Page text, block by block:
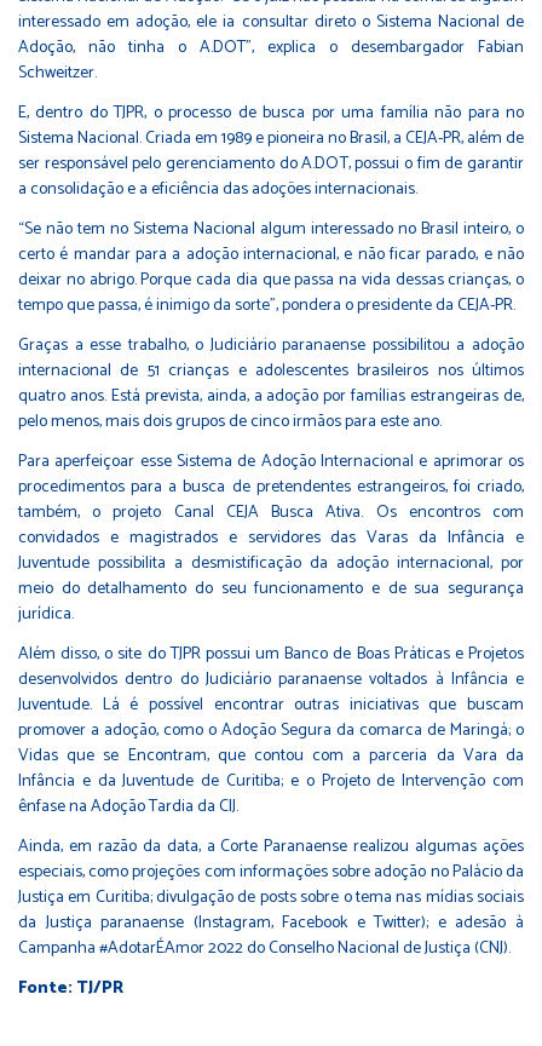
interessado em adoção, ele ia consultar direto o Sistema Nacional de
Adoção, não tinha o A.DOT", explica o desembargador Fabian
Schweitzer.
E, dentro do TJPR, o processo de busca por uma família não para no
Sistema Nacional. Criada em 1989 e pioneira no Brasil, a CEJA-PR, além de
ser responsável pelo gerenciamento do A.DOT, possui o fim de garantir
a consolidação e a eficiência das adoções internacionais.
“Se não tem no Sistema Nacional algum interessado no Brasil inteiro, o
certo é mandar para a adoção internacional, e não ficar parado, e não
deixar no abrigo. Porque cada dia que passa na vida dessas crianças, o
tempo que passa, é inimigo da sorte”, pondera o presidente da CEJA-PR.
Graças a esse trabalho, o Judiciário paranaense possibilitou a adoção
internacional de 51 crianças e adolescentes brasileiros nos últimos
quatro anos. Está prevista, ainda, a adoção por famílias estrangeiras de,
pelo menos, mais dois grupos de cinco irmãos para este ano.
Para aperfeiçoar esse Sistema de Adoção Internacional e aprimorar os
procedimentos para a busca de pretendentes estrangeiros, foi criado,
também, o projeto Canal CEJA Busca Ativa. Os encontros com
convidados e magistrados e servidores das Varas da Infância e
Juventude possibilita a desmistificação da adoção internacional, por
meio do detalhamento do seu funcionamento e de sua segurança
jurídica.
Além disso, o site do TJPR possui umBanco de Boas Práticas e Projetos
desenvolvidos dentro do Judiciário paranaense voltados à Infância e
Juventude. Lá é possível encontrar outras iniciativas que buscam
promover a adoção, como o Adoção Segura da comarca de Maringá; o
Vidas que se Encontram, que contou com a parceria da Vara da
Infância e da Juventude de Curitiba; e o Projeto de Intervenção com
ênfase na Adoção Tardia da CIJ.
Ainda, em razão da data, a Corte Paranaense realizou algumas ações
especiais, como projeções com informações sobre adoção no Palácio da
Justiça em Curitiba; divulgação de posts sobre o tema nas mídias sociais
da Justiça paranaense (Instagram,FacebookeTwitter); e adesão à
Campanha #AdotarÉAmor 2022 do Conselho Nacional de Justiça (CNJ).
Fonte: TJ/PR